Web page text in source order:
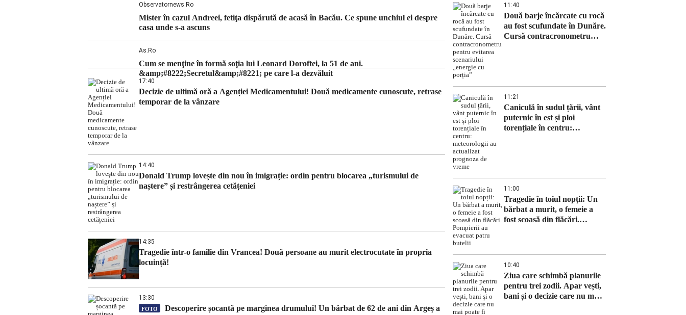
Observatornews.ro
Mister în cazul Andreei, fetiţa dispărută de acasă în Bacău. Ce spune unchiul ei despre
casa unde s-a ascuns
As.ro
Cum se menţine în formă soţia lui Leonard Doroftei, la 51 de ani.
&amp;#8222;Secretul&amp;#8221; pe care l-a dezvăluit
17:40
Decizie de ultimă oră a Agenției Medicamentului! Două medicamente cunoscute, retrase
temporar de la vânzare
14:40
Donald Trump lovește din nou în imigrație: ordin pentru blocarea „turismului de
naștere” și restrângerea cetățeniei
14:35
Tragedie într-o familie din Vrancea! Două persoane au murit electrocutate în propria
locuință!
13:30
FOTO
Descoperire șocantă pe marginea drumului! Un bărbat de 62 de ani din Argeș a
11:40
Două barje încărcate cu rocă
au fost scufundate în Dunăre.
Cursă contracronometru
11:21
Caniculă în sudul țării, vânt
puternic în est și ploi
torențiale în centru:
11:00
Tragedie în toiul nopții: Un
bărbat a murit, o femeie a
fost scoasă din flăcări.
10:40
Ziua care schimbă planurile
pentru trei zodii. Apar vești,
bani și o decizie care nu mai